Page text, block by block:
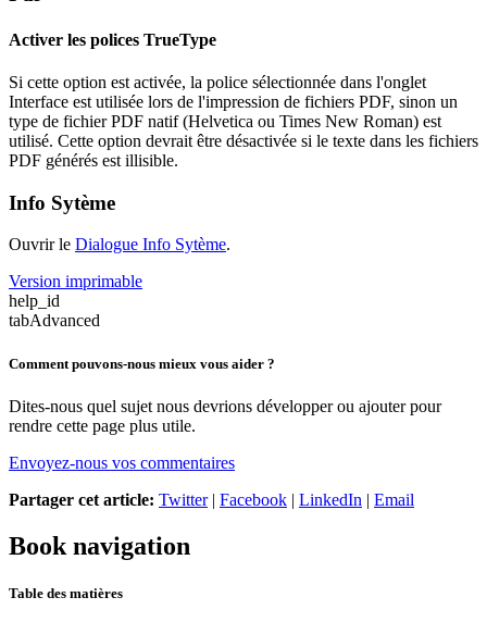
Activer les polices TrueType
Si cette option est activée, la police sélectionnée dans l'onglet
Interface est utilisée lors de l'impression de fichiers PDF, sinon un
type de fichier PDF natif (Helvetica ou Times New Roman) est
utilisé. Cette option devrait être désactivée si le texte dans les fichiers
PDF générés est illisible.
Info Sytème
Ouvrir le Dialogue Info Sytème.
Version imprimable
help_id
tabAdvanced
Comment pouvons-nous mieux vous aider ?
Dites-nous quel sujet nous devrions développer ou ajouter pour
rendre cette page plus utile.
Envoyez-nous vos commentaires
Partager cet article: Twitter| Facebook | LinkedIn | Email
Book navigation
Table des matières